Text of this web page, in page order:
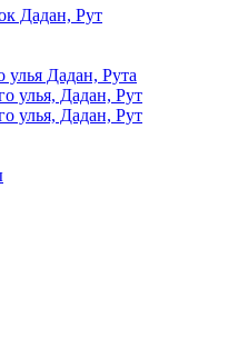
Дадан, Рут
Дадан, Рута
улья, Дадан, Рут
улья, Дадан, Рут